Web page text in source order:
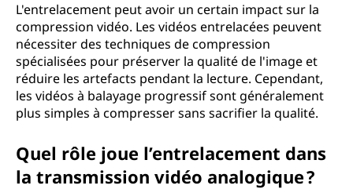
L'entrelacement peut avoir un certain impact sur la
compression vidéo. Les vidéos entrelacées peuvent
nécessiter des techniques de compression
spécialisées pour préserver la qualité de l'image et
réduire les artefacts pendant la lecture. Cependant,
les vidéos à balayage progressif sont généralement
plus simples à compresser sans sacrifier la qualité.
Quel rôle joue l’entrelacement dans
la transmission vidéo analogique ?